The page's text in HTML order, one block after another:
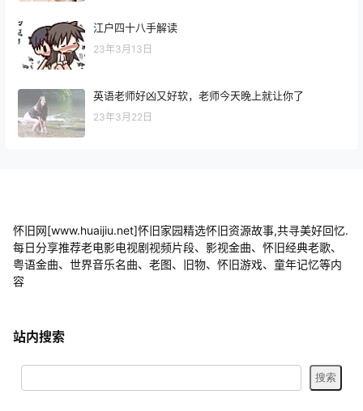
江户四十八手解读
23年3月13日
英语老师好凶又好软，老师今天晚上就让你了
23年3月22日
怀旧网[www.huaijiu.net]怀旧家园精选怀旧资源故事,共寻美好回忆.
每日分享推荐老电影电视剧视频片段、影视金曲、怀旧经典老歌、
粤语金曲、世界音乐名曲、老图、旧物、怀旧游戏、童年记忆等内
容
站内搜索